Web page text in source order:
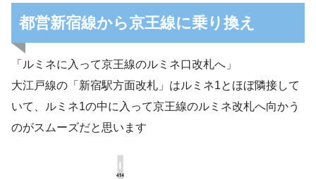
都営新宿線から京王線に乗り換え
「ルミネに入って京王線のルミネ口改札へ」
大江戸線の「新宿駅方面改札」はルミネ1とほぼ隣接して
いて、ルミネ1の中に入って京王線のルミネ改札へ向かう
のがスムーズだと思います